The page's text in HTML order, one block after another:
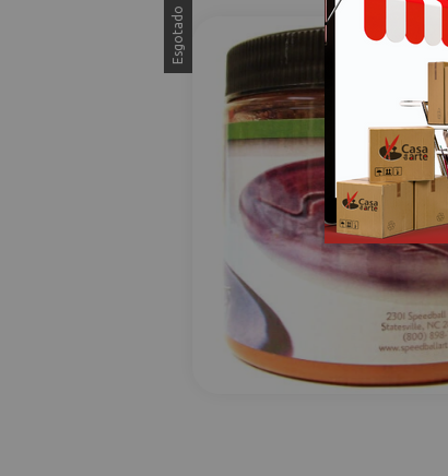
Esgotado